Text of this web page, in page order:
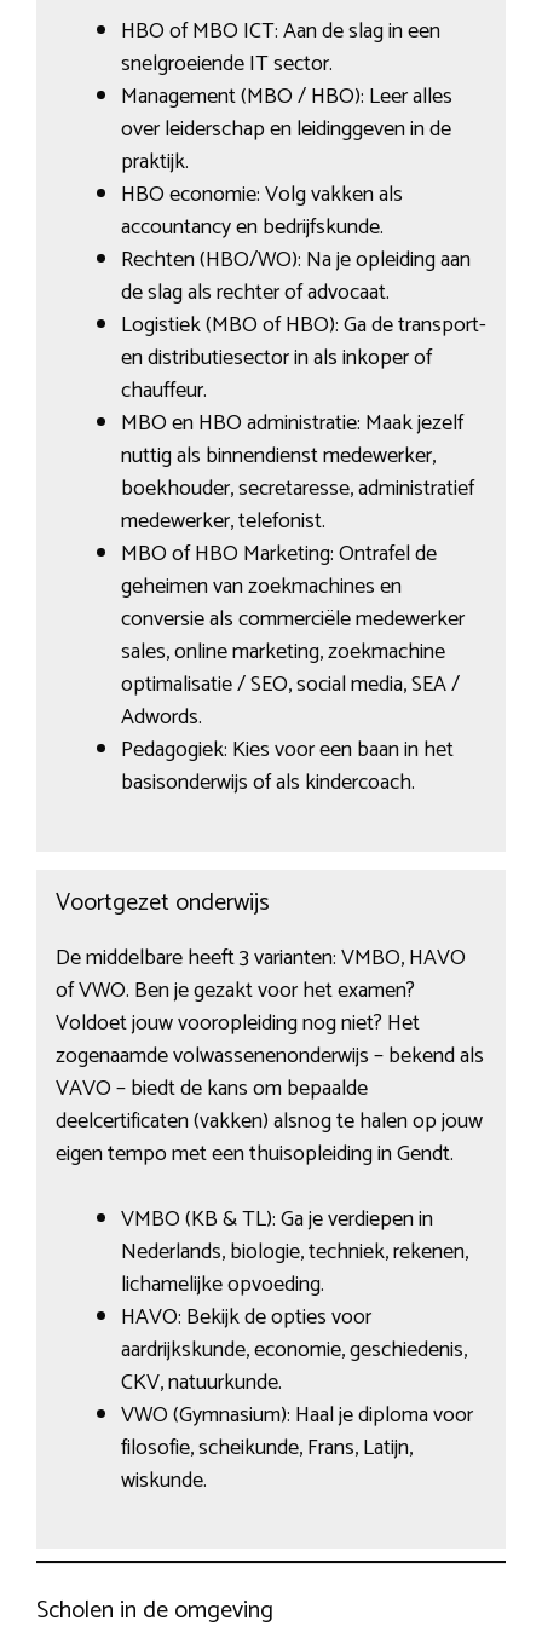
HBO of MBO ICT: Aan de slag in een
snelgroeiende IT sector.
Management (MBO / HBO): Leer alles
over leiderschap en leidinggeven in de
praktijk.
HBO economie: Volg vakken als
accountancy en bedrijfskunde.
Rechten (HBO/WO): Na je opleiding aan
de slag als rechter of advocaat.
Logistiek (MBO of HBO): Ga de transport-
en distributiesector in als inkoper of
chauffeur.
MBO en HBO administratie: Maak jezelf
nuttig als binnendienst medewerker,
boekhouder, secretaresse, administratief
medewerker, telefonist.
MBO of HBO Marketing: Ontrafel de
geheimen van zoekmachines en
conversie als commerciële medewerker
sales, online marketing, zoekmachine
optimalisatie / SEO, social media, SEA /
Adwords.
Pedagogiek: Kies voor een baan in het
basisonderwijs of als kindercoach.
Voortgezet onderwijs
De middelbare heeft 3 varianten: VMBO, HAVO
of VWO. Ben je gezakt voor het examen?
Voldoet jouw vooropleiding nog niet? Het
zogenaamde volwassenenonderwijs – bekend als
VAVO – biedt de kans om bepaalde
deelcertificaten (vakken) alsnog te halen op jouw
eigen tempo met een thuisopleiding in Gendt.
VMBO (KB & TL): Ga je verdiepen in
Nederlands, biologie, techniek, rekenen,
lichamelijke opvoeding.
HAVO: Bekijk de opties voor
aardrijkskunde, economie, geschiedenis,
CKV, natuurkunde.
VWO (Gymnasium): Haal je diploma voor
filosofie, scheikunde, Frans, Latijn,
wiskunde.
Scholen in de omgeving